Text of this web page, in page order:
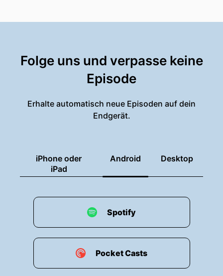
Folge uns und verpasse keine
Episode
Erhalte automatisch neue Episoden auf dein
Endgerät.
iPhone oder
iPad
Android Desktop
Spotify
Pocket Casts